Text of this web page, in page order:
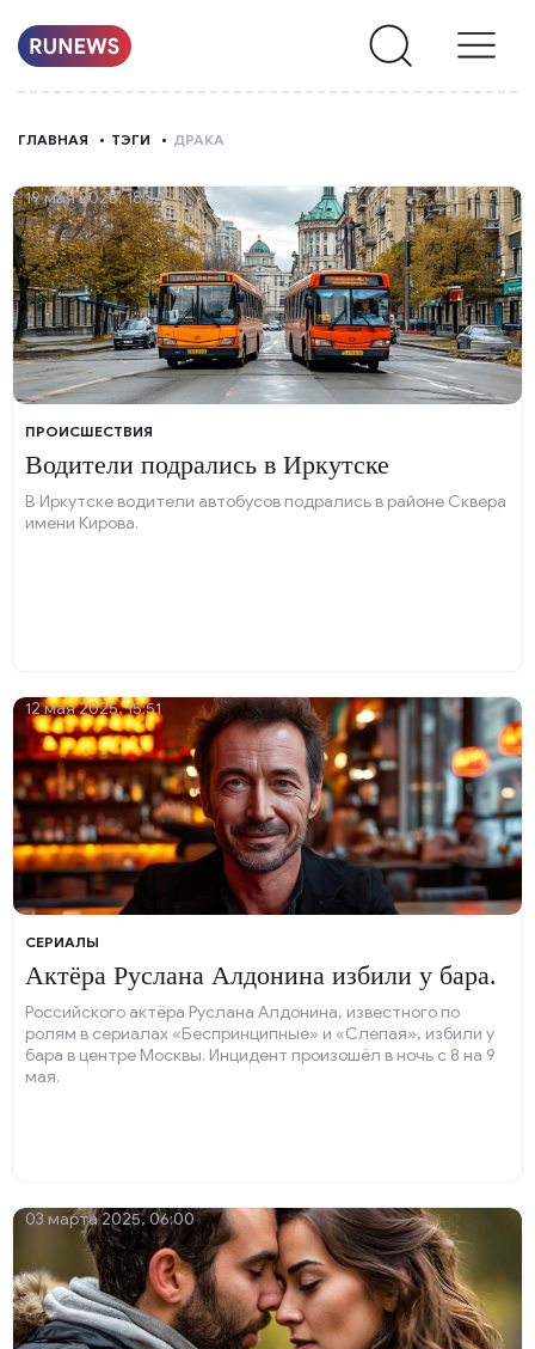
О
НАС
ГЛАВНАЯ ТЭГИ ДРАКА
ПРОИСШЕСТВИЯ
Водители подрались в Иркутске
В Иркутске водители автобусов подрались в районе Сквера
имени Кирова.
19 мая 2025, 18:34
СЕРИАЛЫ
Актёра Руслана Алдонина избили у бара.
Российского актёра Руслана Алдонина, известного по
ролям в сериалах «Беспринципные» и «Слепая», избили у
бара в центре Москвы. Инцидент произошёл в ночь с 8 на 9
мая.
12 мая 2025, 15:51
03 марта 2025, 06:00